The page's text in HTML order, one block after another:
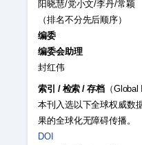
阳晓慧/党小文/李丹/常颖
（排名不分先后顺序）
编委
编委会助理
封红伟
索引 / 检索 /存档（Global
本刊入选以下全球权威数
果的全球化无障碍传播。
DOI